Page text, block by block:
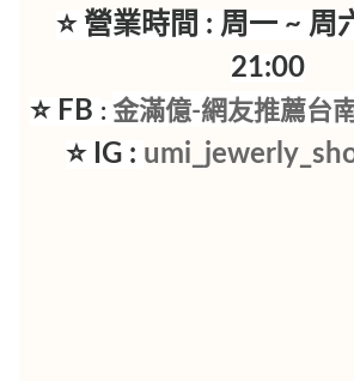
⭐ 營業時間 : 周一 ~
21:00
⭐ FB :金滿億-網友推薦台
⭐ IG :